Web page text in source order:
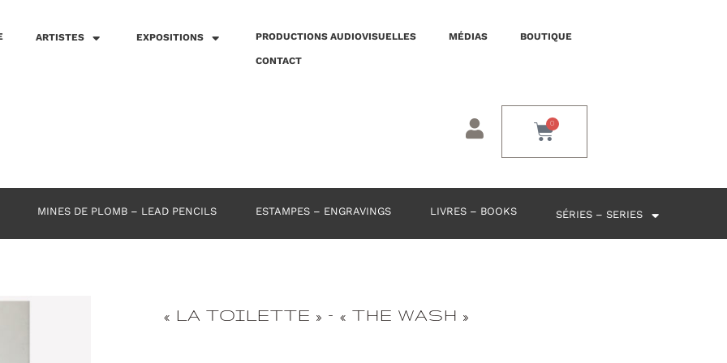
ARTISTES EXPOSITIONS PRODUCTIONS AUDIOVISUELLES MÉDIAS BOUTIQUE
CONTACT
0
MINES DE PLOMB – LEAD PENCILS ESTAMPES – ENGRAVINGS LIVRES – BOOKS SÉRIES – SERIES
« LA TOILETTE » – « THE WASH »